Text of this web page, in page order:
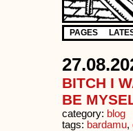
PAGES
BITCH I
BE
category: blog
tags: bardamu,